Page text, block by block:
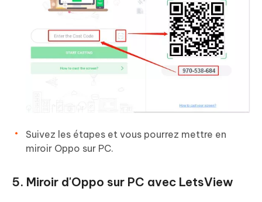
Suivez les étapes et vous pourrez mettre en
miroir Oppo sur PC.
5. Miroir d'Oppo sur PC avec LetsView